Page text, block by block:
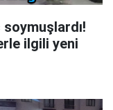
ilgili yeni